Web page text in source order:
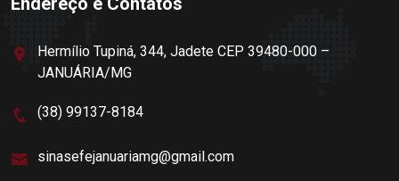
Hermílio Tupiná, 344, Jadete CEP 39480-000 –
JANUÁRIA/MG
(38) 99137-8184
sinasefejanuariamg@gmail.com